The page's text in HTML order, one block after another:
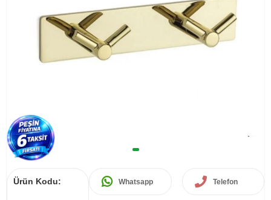
Ürün Kodu: Whatsapp Telefon